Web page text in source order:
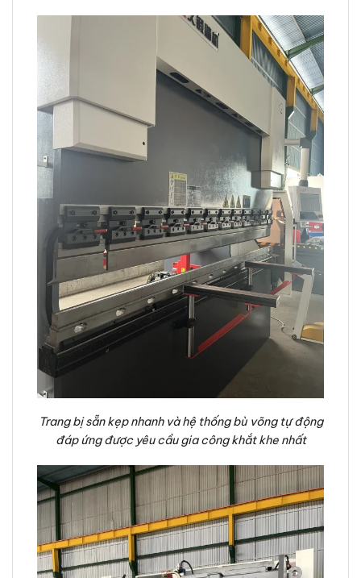
Trang bị sẵn kẹp nhanh và hệ thống bù võng tự động
đáp ứng được yêu cầu gia công khắt khe nhất